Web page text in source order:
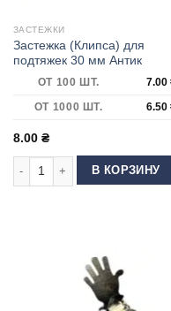
ЗАСТЕЖКИ
Застежка (Клипса) для
подтяжек 30 мм Антик
ОТ 100 ШТ. 7.00
ОТ 1000 ШТ.
6.50
8.00 ₴
Количество товара
В КОРЗИНУ